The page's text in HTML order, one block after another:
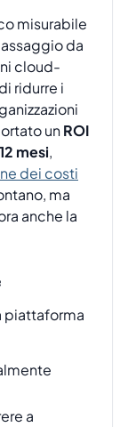
misurabile
da
cloud-
ridurre i
unROI
12 mesi,
dei costi
ma
anche la
piattaforma
a